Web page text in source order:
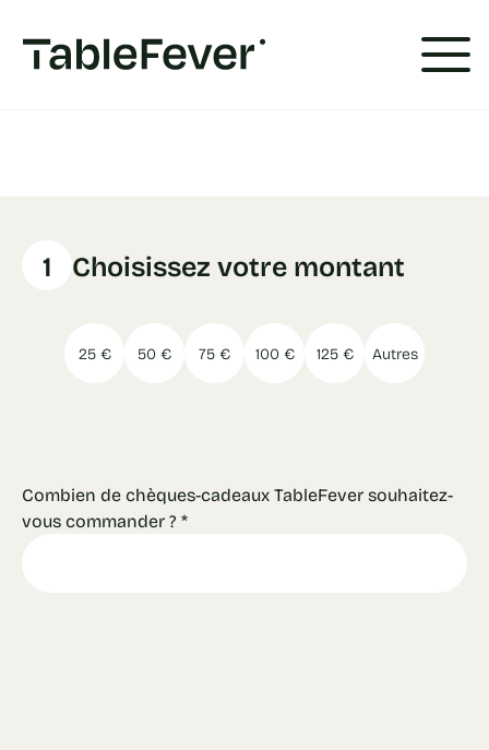
1 Choisissez votre montant
25 € 50 € 75 € 100 € 125 € Autres
Combien de chèques-cadeaux TableFever souhaitez-
vous commander ? *